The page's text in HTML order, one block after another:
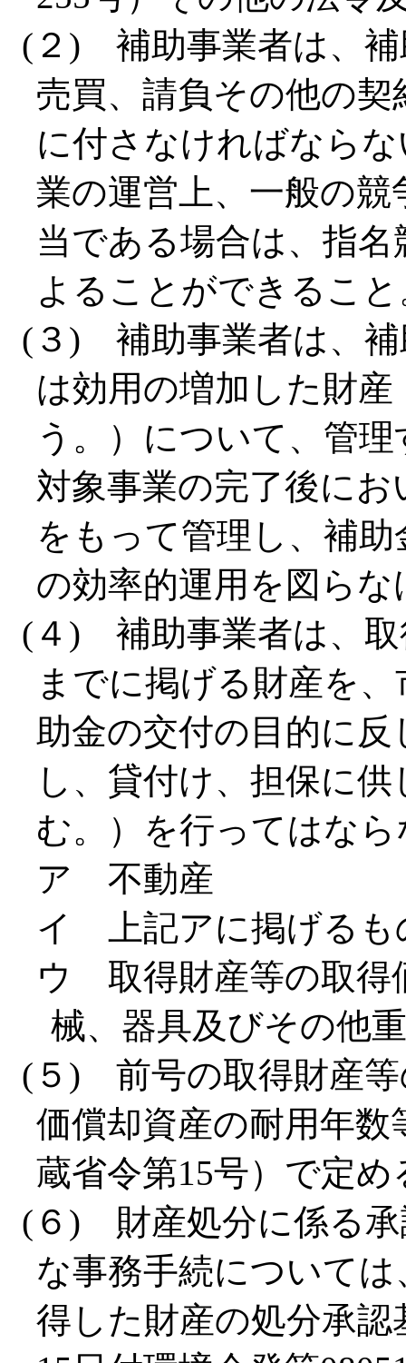
(２) 補助事業者は、補
売買、請負その他の
に付さなければなら
業の運営上、一般の
当である場合は、指
よることができるこ
(３) 補助事業者は、補
は効用の増加した財
う。）について、管
対象事業の完了後に
をもって管理し、補
の効率的運用を図ら
(４) 補助事業者は、取
までに掲げる財産を
助金の交付の目的に
し、貸付け、担保に
む。）を行ってはな
ア 不動産
イ 上記アに掲げるも
ウ 取得財産等の取得
械、器具及びその他
(５) 前号の取得財産等
価償却資産の耐用年数
蔵省令第15号）で定
(６) 財産処分に係る承
な事務手続について
得した財産の処分承